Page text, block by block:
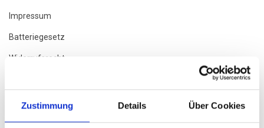
Zustimmung Details Über Cookies
Impressum
Batteriegesetz
Widerrufsrecht
Akku Guide
Streitschlichtung